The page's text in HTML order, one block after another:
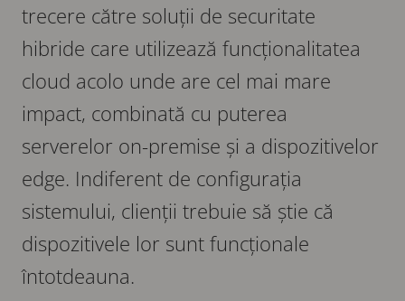
trecere către soluții de securitate
hibride care utilizează funcționalitatea
cloud acolo unde are cel mai mare
impact, combinată cu puterea
serverelor on-premise și a dispozitivelor
edge. Indiferent de configurația
sistemului, clienții trebuie să știe că
dispozitivele lor sunt funcționale
întotdeauna.